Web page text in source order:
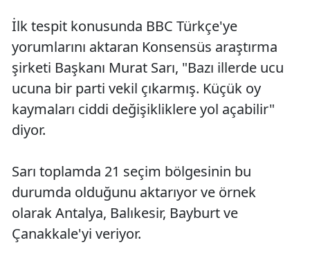
İlk tespit konusunda BBC Türkçe'ye
yorumlarını aktaran Konsensüs araştırma
şirketi Başkanı Murat Sarı, "Bazı illerde ucu
ucuna bir parti vekil çıkarmış. Küçük oy
kaymaları ciddi değişikliklere yol açabilir"
diyor.
Sarı toplamda 21 seçim bölgesinin bu
durumda olduğunu aktarıyor ve örnek
olarak Antalya, Balıkesir, Bayburt ve
Çanakkale'yi veriyor.